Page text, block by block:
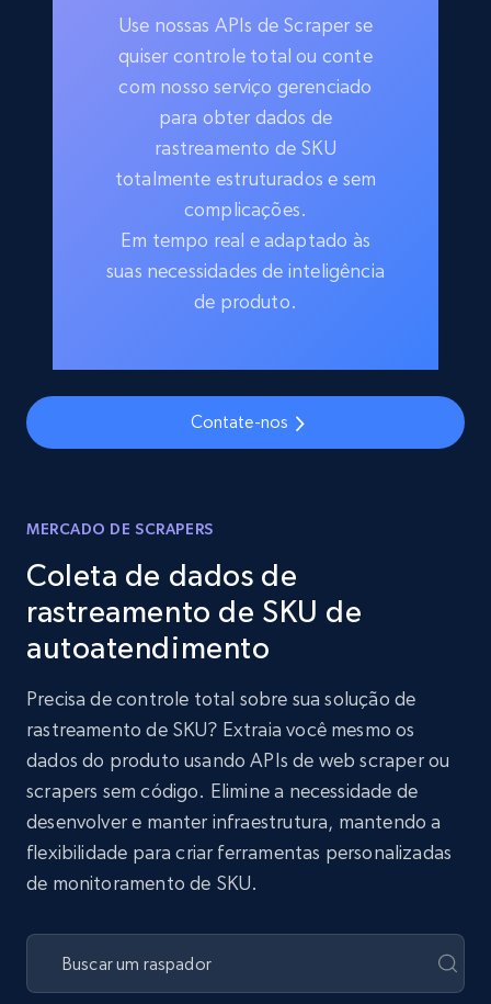
Use nossas APIs de Scraper se
quiser controle total ou conte
com nosso serviço gerenciado
para obter dados de
rastreamento de SKU
totalmente estruturados e sem
complicações.
Em tempo real e adaptado às
suas necessidades de inteligência
de produto.
Contate-nos
MERCADO DE SCRAPERS
Coleta de dados de
rastreamento de SKU de
autoatendimento
Precisa de controle total sobre sua solução de
rastreamento de SKU? Extraia você mesmo os
dados do produto usando APIs de web scraper ou
scrapers sem código. Elimine a necessidade de
desenvolver e manter infraestrutura, mantendo a
flexibilidade para criar ferramentas personalizadas
de monitoramento de SKU.